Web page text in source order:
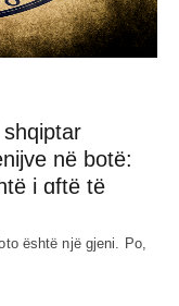
në botë:
i ɑftë të
është një gjeni. Po,